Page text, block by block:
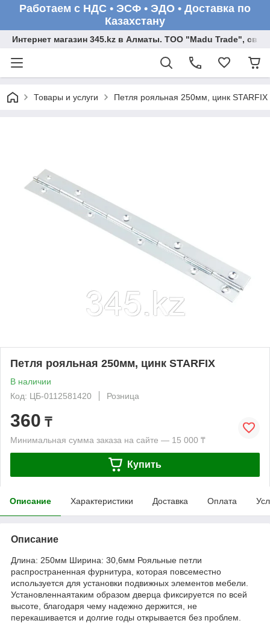
Работаем с НДС • ЭСФ • ЭДО • Доставка по
Казахстану
Интернет магазин 345.kz в Алматы. ТОО "Madu Trade",
Товары и услуги Петля рояльная 250мм, цинк STARFIX
Петля рояльная 250мм, цинк STARFIX
В наличии
Код: ЦБ-0112581420
Розница
360 ₸
Минимальная сумма заказа на сайте — 15 000 ₸
Купить
Описание Характеристики Доставка Оплата
Описание
Длина: 250мм Ширина: 30,6мм Рояльные петли
распространенная фурнитура, которая повсеместно
используется для установки подвижных элементов мебели.
Установленнаятаким образом дверца фиксируется по всей
высоте, благодаря чему надежно держится, не
перекашивается и долгие годы открывается без проблем.